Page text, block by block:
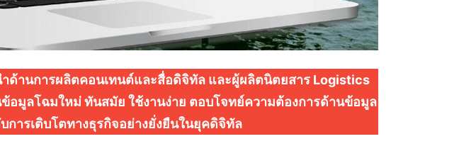
ด้านการผลิตคอนเทนต์และสื่อดิจิทัล และผู้ผลิตนิตยสาร Logistics
มูลโฉมใหม่ ทันสมัย ใช้งานง่าย ตอบโจทย์ความต้องการด้านข้อมูล
การเติบโตทางธุรกิจอย่างยั่งยืนในยุคดิจิทัล